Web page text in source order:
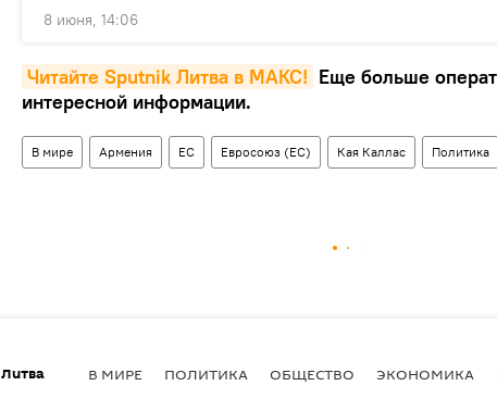
8 июня, 14:06
Читайте Sputnik Литва в MAКС! Еще больше
интересной информации.
В мире Армения ЕС Евросоюз (ЕС) Кая Каллас Политика
Литва В МИРЕ ПОЛИТИКА ОБЩЕСТВО ЭКОНОМИКА